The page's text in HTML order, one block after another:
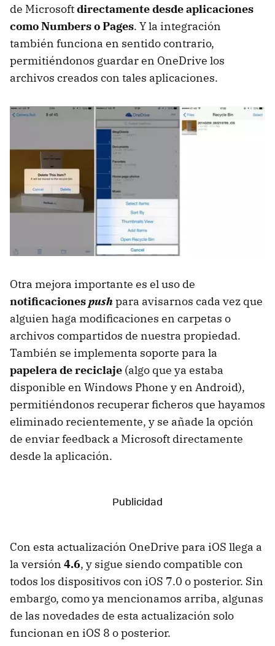
de Microsoftdirectamente desde aplicaciones
como Numbers o Pages. Y la integración
también funciona en sentido contrario,
permitiéndonos guardar en OneDrive los
archivos creados con tales aplicaciones.
Otra mejora importante es el uso de
notificacionespushpara avisarnos cada vez que
alguien haga modificaciones en carpetas o
archivos compartidos de nuestra propiedad.
También se implementa soporte para la
papelera de reciclaje (algo que ya estaba
disponible en Windows Phone y en Android),
permitiéndonos recuperar ficheros que hayamos
eliminado recientemente, y se añade la opción
de enviar feedback a Microsoft directamente
desde la aplicación.
Con esta actualización OneDrive para iOS llega a
la versión 4.6, y sigue siendo compatible con
todos los dispositivos con iOS 7.0 o posterior. Sin
embargo, como ya mencionamos arriba, algunas
de las novedades de esta actualización solo
funcionan en iOS 8 o posterior.